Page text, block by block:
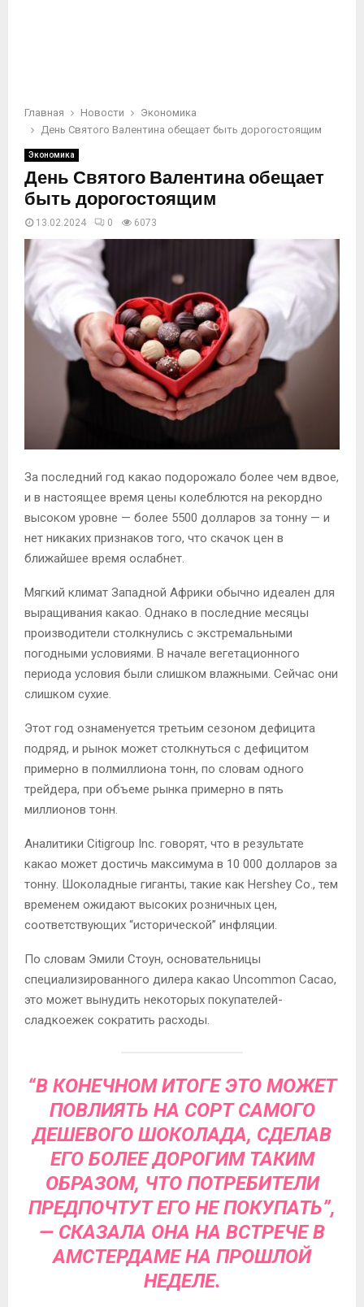
Главная Новости
Экономика
День Святого Валентина обещает быть дорогостоящим
Экономика
День Святого Валентина обещает
быть дорогостоящим
13.02.2024 0 6073
За последний год какао подорожало более чем вдвое,
и в настоящее время цены колеблются на рекордно
высоком уровне — более 5500 долларов за тонну — и
нет никаких признаков того, что скачок цен в
ближайшее время ослабнет.
Мягкий климат Западной Африки обычно идеален для
выращивания какао. Однако в последние месяцы
производители столкнулись с экстремальными
погодными условиями. В начале вегетационного
периода условия были слишком влажными. Сейчас они
слишком сухие.
Этот год ознаменуется третьим сезоном дефицита
подряд, и рынок может столкнуться с дефицитом
примерно в полмиллиона тонн, по словам одного
трейдера, при объеме рынка примерно в пять
миллионов тонн.
Аналитики Citigroup Inc. говорят, что в результате
какао может достичь максимума в 10 000 долларов за
тонну. Шоколадные гиганты, такие как Hershey Co., тем
временем ожидают высоких розничных цен,
соответствующих “исторической” инфляции.
По словам Эмили Стоун, основательницы
специализированного дилера какао Uncommon Cacao,
это может вынудить некоторых покупателей-
сладкоежек сократить расходы.
“В КОНЕЧНОМ ИТОГЕ ЭТО МОЖЕТ
ПОВЛИЯТЬ НА СОРТ САМОГО
ДЕШЕВОГО ШОКОЛАДА, СДЕЛАВ
ЕГО БОЛЕЕ ДОРОГИМ ТАКИМ
ОБРАЗОМ, ЧТО ПОТРЕБИТЕЛИ
ПРЕДПОЧТУТ ЕГО НЕ ПОКУПАТЬ”,
— СКАЗАЛА ОНА НА ВСТРЕЧЕ В
АМСТЕРДАМЕ НА ПРОШЛОЙ
НЕДЕЛЕ.